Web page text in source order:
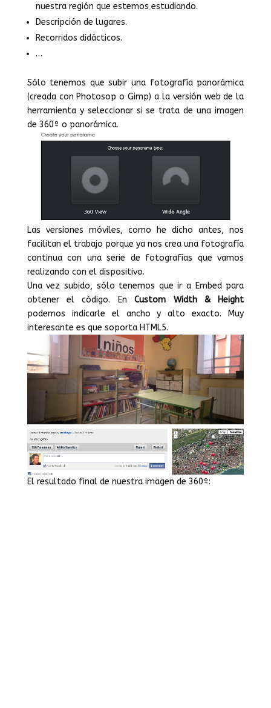
nuestra región que estemos estudiando.
Descripción de lugares.
Recorridos didácticos.
…
Sólo tenemos que subir una fotografía panorámica
(creada con Photosop o Gimp) a la versión web de la
herramienta y seleccionar si se trata de una imagen
de 360º o panorámica.
Las versiones móviles, como he dicho antes, nos
facilitan el trabajo porque ya nos crea una fotografía
continua con una serie de fotografías que vamos
realizando con el dispositivo.
Una vez subido, sólo tenemos que ir a Embed para
obtener el código. EnCustom Width & Height
podemos indicarle el ancho y alto exacto. Muy
interesante es que soporta HTML5.
El resultado final de nuestra imagen de 360º: